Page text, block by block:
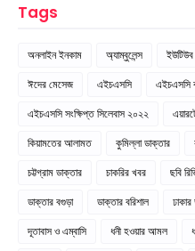
Tags
অনলাইন ইনকাম অ্যাম্বুলেন্স ইউটিউব
ঈদের মেসেজ
এইচএসসি
এইচএসসি
এইচএসসি সংক্ষিপ্ত সিলেবাস ২০২২
কিয়ামতের আলামত
কুমিল্লা ডাক্তার
চট্টগ্রাম ডাক্তার
চাকরির খবর ছবি
ডাক্তার বগুড়া
ডাক্তার বরিশাল
দূতাবাস ও এম্বাসি
ধনী হওয়ার আমল